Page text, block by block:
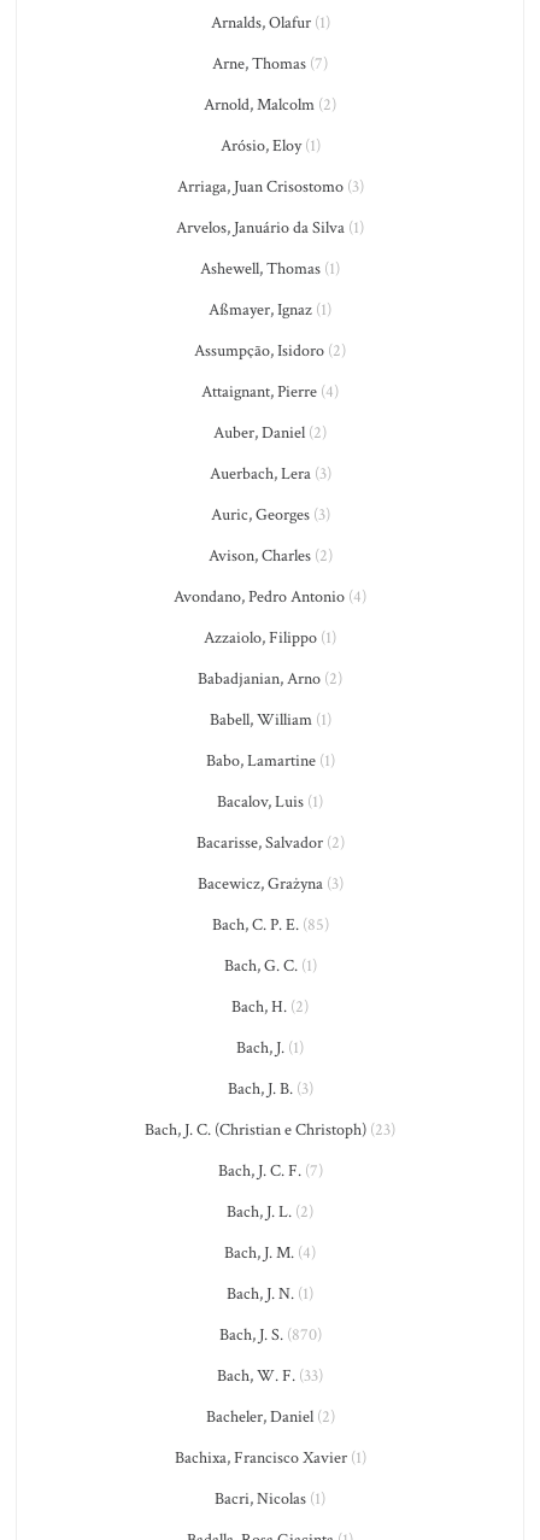
Arnalds, Olafur(1)
Arne, Thomas (7)
Arnold, Malcolm (2)
Arósio, Eloy(1)
Arriaga, Juan Crisostomo(3)
Arvelos, Januário da Silva (1)
Ashewell, Thomas (1)
Aßmayer, Ignaz (1)
Assumpção, Isidoro (2)
Attaignant, Pierre (4)
Auber, Daniel (2)
Auerbach, Lera(3)
Auric, Georges(3)
Avison, Charles(2)
Avondano, Pedro Antonio (4)
Azzaiolo, Filippo (1)
Babadjanian, Arno (2)
Babell, William(1)
Babo, Lamartine(1)
Bacalov, Luis (1)
Bacarisse, Salvador(2)
Bacewicz, Grażyna(3)
Bach, C. P. E.(85)
Bach, G. C.(1)
Bach, H. (2)
Bach, J. (1)
Bach, J. B.(3)
Bach, J. C. (Christian e Christoph) (23)
Bach, J. C. F.(7)
Bach, J. L. (2)
Bach, J. M. (4)
Bach, J. N. (1)
Bach, J. S.(870)
Bach, W. F. (33)
Bacheler, Daniel(2)
Bachixa, Francisco Xavier(1)
Bacri, Nicolas (1)